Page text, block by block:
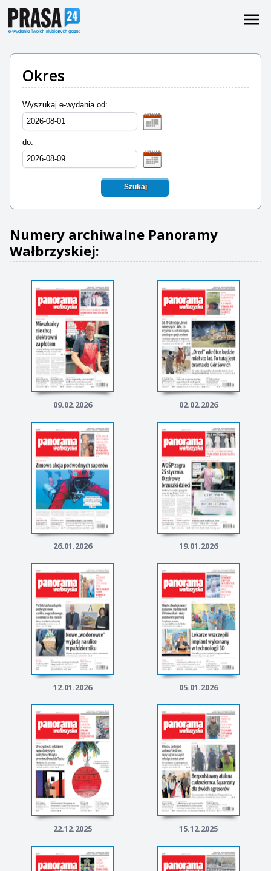
Okres
Wyszukaj e-wydania od:
do:
Szukaj
Numery archiwalne Panoramy
Wałbrzyskiej:
09.02.2026 02.02.2026
26.01.2026 19.01.2026
12.01.2026 05.01.2026
22.12.2025 15.12.2025